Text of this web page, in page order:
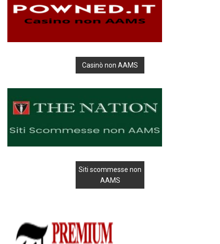
Casinò non AAMS
Siti scommesse non
AAMS